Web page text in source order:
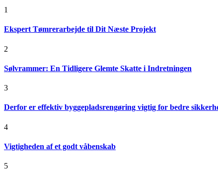
1
Ekspert Tømrerarbejde til Dit Næste Projekt
2
Sølvrammer: En Tidligere Glemte Skatte i Indretningen
3
Derfor er effektiv byggepladsrengøring vigtig for bedre
4
Vigtigheden af et godt våbenskab
5